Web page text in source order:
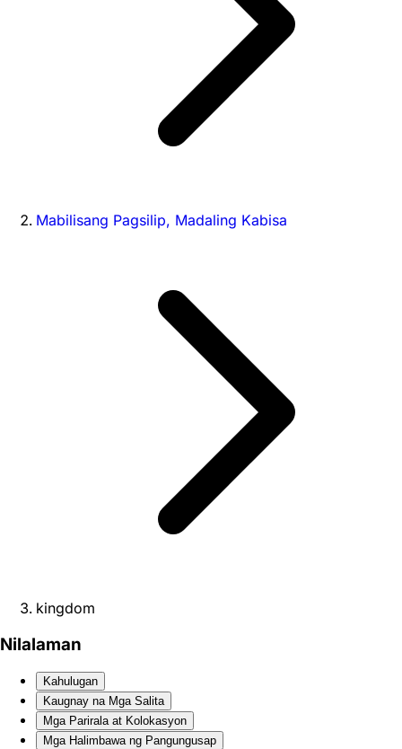
Mabilisang Pagsilip, Madaling Kabisa
kingdom
Nilalaman
Kahulugan
Kaugnay na Mga Salita
Mga Parirala at Kolokasyon
Mga Halimbawa ng Pangungusap